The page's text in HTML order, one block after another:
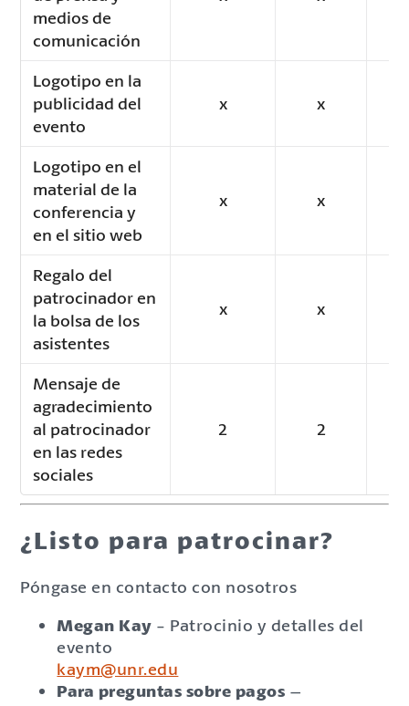
medios de
comunicación
Logotipo en la
publicidad del
evento
x x
Logotipo en el
material de la
conferencia y
en el sitio web
x x
Regalo del
patrocinador en
la bolsa de los
asistentes
x x
Mensaje de
agradecimiento
al patrocinador
en las redes
sociales
2 2
¿Listo para patrocinar?
Póngase en contacto con nosotros
Megan Kay - Patrocinio y detalles del
evento
kaym@unr.edu
Para preguntas sobre pagos –